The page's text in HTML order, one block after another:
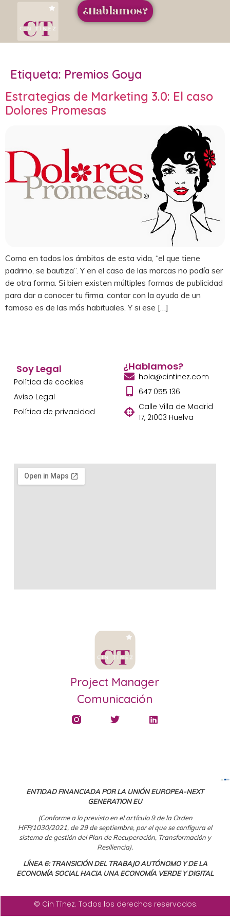
¿Hablamos?
Etiqueta: Premios Goya
Estrategias de Marketing 3.0: El caso
Dolores Promesas
Como en todos los ámbitos de esta vida, “el que tiene
padrino, se bautiza”. Y en el caso de las marcas no podía ser
de otra forma. Si bien existen múltiples formas de publicidad
para dar a conocer tu firma, contar con la ayuda de un
famoso es de las más habituales. Y si ese […]
Project Manager
Comunicación
Soy Legal
Política de cookies
Aviso Legal
Política de privacidad
¿Hablamos?
hola@cintinez.com
647 055 136
Calle Villa de Madrid
17, 21003 Huelva
ENTIDAD FINANCIADA POR LA UNIÓN EUROPEA-NEXT
GENERATION EU
(Conforme a lo previsto en el artículo 9 de la Orden
HFP/1030/2021, de 29 de septiembre, por el que se configura el
sistema de gestión del Plan de Recuperación, Transformación y
Resiliencia).
LÍNEA 6: TRANSICIÓN DEL TRABAJO AUTÓNOMO Y DE LA
ECONOMÍA SOCIAL HACIA UNA ECONOMÍA VERDE Y DIGITAL
© Cin Tínez. Todos los derechos reservados.